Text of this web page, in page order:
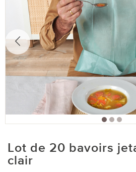
Lot de 20 bavoirs
clair